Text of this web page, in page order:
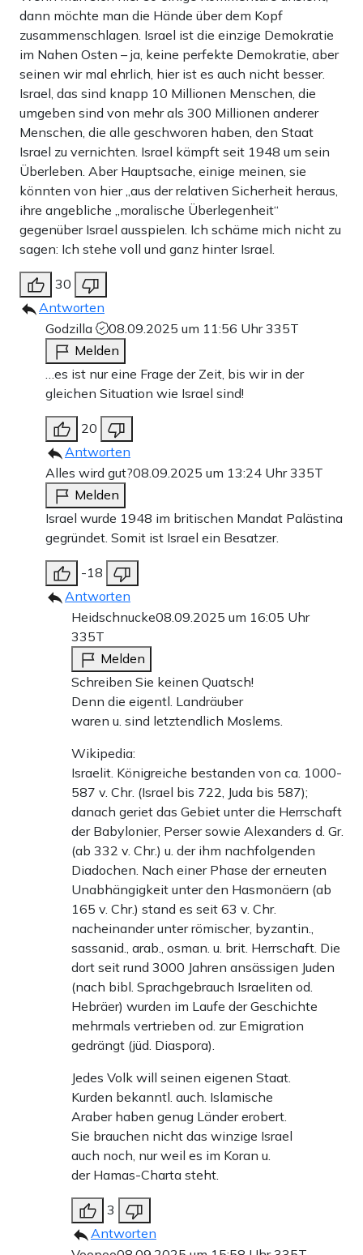
dann möchte man die Hände über dem Kopf
zusammenschlagen. Israel ist die einzige Demokratie
im Nahen Osten – ja, keine perfekte Demokratie, aber
seinen wir mal ehrlich, hier ist es auch nicht besser.
Israel, das sind knapp 10 Millionen Menschen, die
umgeben sind von mehr als 300 Millionen anderer
Menschen, die alle geschworen haben, den Staat
Israel zu vernichten. Israel kämpft seit 1948 um sein
Überleben. Aber Hauptsache, einige meinen, sie
könnten von hier ,,aus der relativen Sicherheit heraus,
ihre angebliche „moralische Überlegenheit“
gegenüber Israel ausspielen. Ich schäme mich nicht zu
sagen: Ich stehe voll und ganz hinter Israel.
30
Antworten
Godzilla
08.09.2025 um 11:56 Uhr335T
Melden
…es ist nur eine Frage der Zeit, bis wir in der
gleichen Situation wie Israel sind!
20
Antworten
Alles wird gut?08.09.2025 um 13:24 Uhr335T
Melden
Israel wurde 1948 im britischen Mandat Palästina
gegründet. Somit ist Israel ein Besatzer.
-18
Antworten
Heidschnucke08.09.2025 um 16:05 Uhr
335T
Melden
Schreiben Sie keinen Quatsch!
Denn die eigentl. Landräuber
waren u. sind letztendlich Moslems.
Wikipedia:
Israelit. Königreiche bestanden von ca. 1000-
587 v. Chr. (Israel bis 722, Juda bis 587);
danach geriet das Gebiet unter die Herrschaft
der Babylonier, Perser sowie Alexanders d. Gr.
(ab 332 v. Chr.) u. der ihm nachfolgenden
Diadochen. Nach einer Phase der erneuten
Unabhängigkeit unter den Hasmonäern (ab
165 v. Chr.) stand es seit 63 v. Chr.
nacheinander unter römischer, byzantin.,
sassanid., arab., osman. u. brit. Herrschaft. Die
dort seit rund 3000 Jahren ansässigen Juden
(nach bibl. Sprachgebrauch Israeliten od.
Hebräer) wurden im Laufe der Geschichte
mehrmals vertrieben od. zur Emigration
gedrängt (jüd. Diaspora).
Jedes Volk will seinen eigenen Staat.
Kurden bekanntl. auch. Islamische
Araber haben genug Länder erobert.
Sie brauchen nicht das winzige Israel
auch noch, nur weil es im Koran u.
der Hamas-Charta steht.
3
Antworten